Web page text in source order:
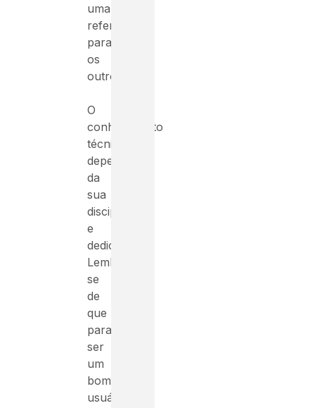
uma
referência
para
os
outros.
O
conhecimento
técnico
depende
da
sua
disciplina
e
dedicação.
Lembre-
se
de
que
para
ser
um
bom
usuário